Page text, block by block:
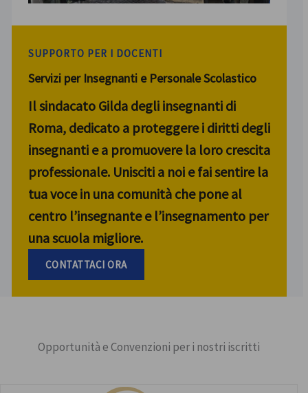
SUPPORTO PER I DOCENTI
Servizi per Insegnanti e Personale Scolastico
Il sindacato Gilda degli insegnanti di
Roma, dedicato a proteggere i diritti degli
insegnanti e a promuovere la loro crescita
professionale. Unisciti a noi e fai sentire la
tua voce in una comunità che pone al
centro l’insegnante e l’insegnamento per
una scuola migliore.
CONTATTACI ORA
Opportunità e Convenzioni per i nostri iscritti